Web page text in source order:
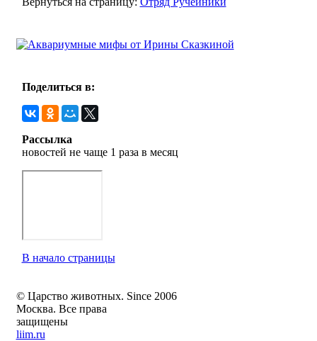
Поделиться в:
Рассылка
новостей не чаще 1 раза в месяц
В начало страницы
© Царство животных. Since 2006
Москва. Все права
защищены
liim.ru